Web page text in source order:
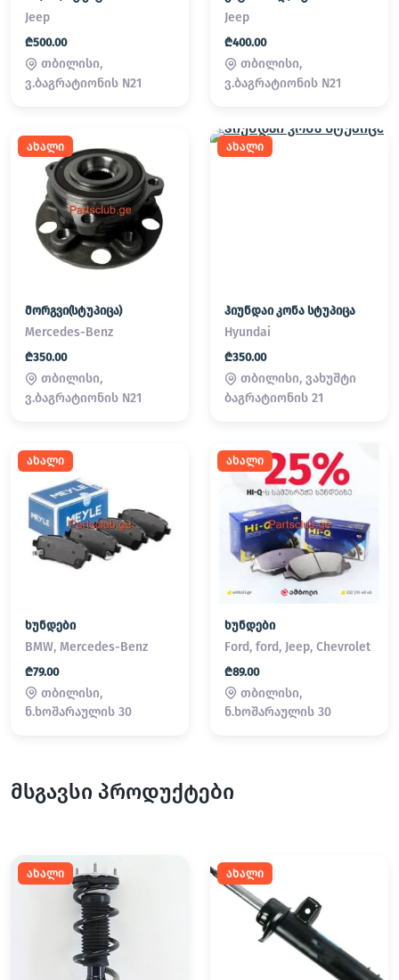
Jeep
₾500.00
თბილისი,
ვ.ბაგრატიონის N21
Jeep
₾400.00
თბილისი,
ვ.ბაგრატიონის N21
ახალი
მორგვი(სტუპიცა)
Mercedes-Benz
₾350.00
თბილისი,
ვ.ბაგრატიონის N21
ახალი
ჰიუნდაი კონა სტუპიცა
Hyundai
₾350.00
თბილისი, ვახუშტი
ბაგრატიონის 21
ახალი
ხუნდები
BMW, Mercedes-Benz
₾79.00
თბილისი,
ნ.ხოშარაულის 30
ახალი
ხუნდები
Ford, ford, Jeep, Chevrolet
₾89.00
თბილისი,
ნ.ხოშარაულის 30
მსგავსი პროდუქტები
ახალი ახალი